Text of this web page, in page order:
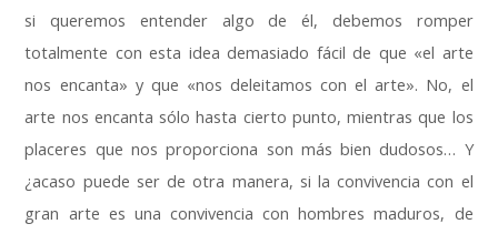
si queremos entender algo de él, debemos romper
totalmente con esta idea demasiado fácil de que «el arte
nos encanta» y que «nos deleitamos con el arte». No, el
arte nos encanta sólo hasta cierto punto,mientras que los
placeres que nos proporciona son más bien dudosos… Y
¿acaso puede ser de otra manera, si la convivencia con el
gran arte es una convivencia con hombres maduros, de